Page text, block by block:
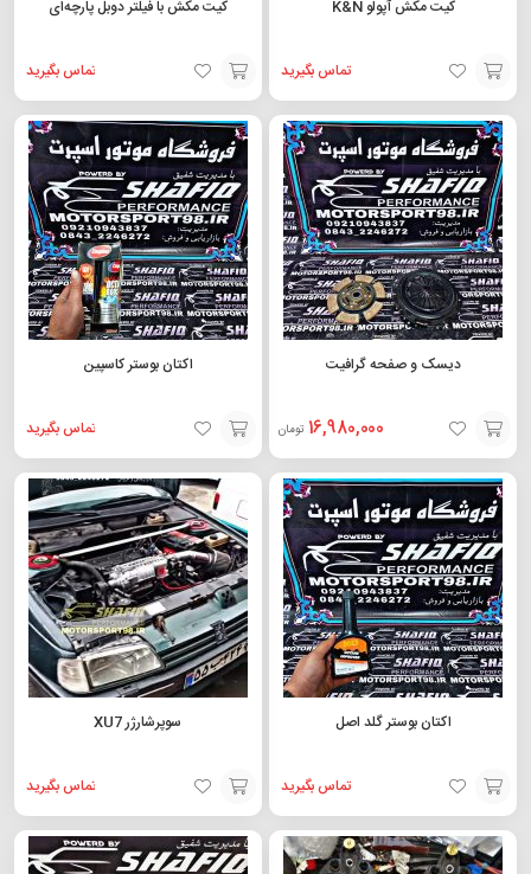
کیت مکش آپولو K&N
تماس بگیرید
افزودن
به
سبد
کیت مکش با فیلتر دوبل پارچه‌ای
تماس بگیرید
افزودن
به
سبد
دیسک و صفحه گرافیت
16,980,000 تومان
افزودن
به
سبد
اکتان بوستر کاسپین
تماس بگیرید
افزودن
به
سبد
اکتان بوستر گلد اصل
تماس بگیرید
افزودن
به
سوپرشارژر XU7
تماس بگیرید
افزودن
به